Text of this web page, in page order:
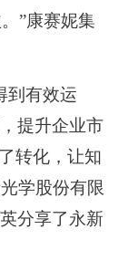
”康赛妮集
到有效运
提升企业市
转化，让知
学股份有限
分享了永新